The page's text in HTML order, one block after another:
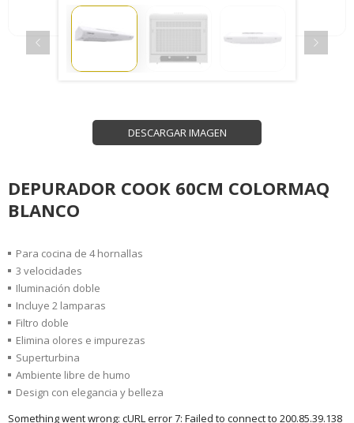
DESCARGAR IMAGEN
DEPURADOR COOK 60CM COLORMAQ
BLANCO
Para cocina de 4 hornallas
3 velocidades
Iluminación doble
Incluye 2 lamparas
Filtro doble
Elimina olores e impurezas
Superturbina
Ambiente libre de humo
Design con elegancia y belleza
Something went wrong: cURL error 7: Failed to connect to 200.85.39.138